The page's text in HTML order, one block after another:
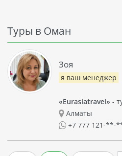
Туры в Оман
Зоя
я ваш менеджер
«Eurasiatravel» -
Алматы
+7 777 121-**-